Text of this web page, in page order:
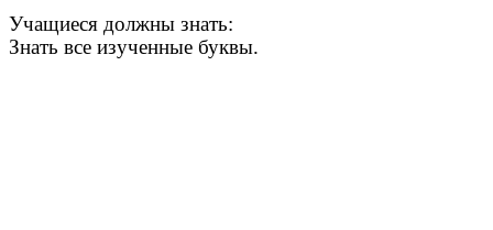
Учащиеся должны знать:
Знать все изученные буквы.